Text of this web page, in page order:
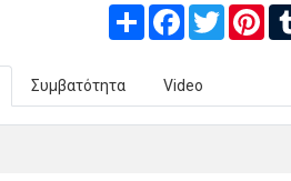
Share Facebook
Twitter
Συμβατότητα Video